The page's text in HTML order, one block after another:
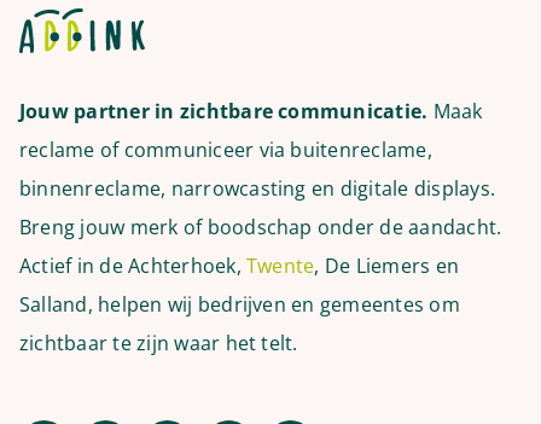
Jouw partner in zichtbare communicatie. Maak
reclame of communiceer via buitenreclame,
binnenreclame, narrowcasting en digitale displays.
Breng jouw merk of boodschap onder de aandacht.
Actief in de Achterhoek, Twente, De Liemers en
Salland, helpen wij bedrijven en gemeentes om
zichtbaar te zijn waar het telt.